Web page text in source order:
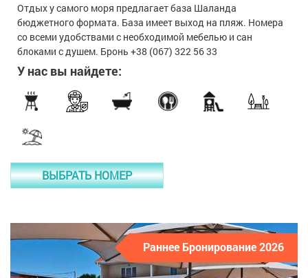
Отдых у самого моря предлагает база Шаланда
бюджетного формата. База имеет выход на пляж. Номера
со всеми удобствами с необходимой мебелью и сан
блоками с душем. Бронь +38 (067) 322 56 33
У нас вы найдете:
ВЫБРАТЬ НОМЕР
Раннее Бронирование 2026